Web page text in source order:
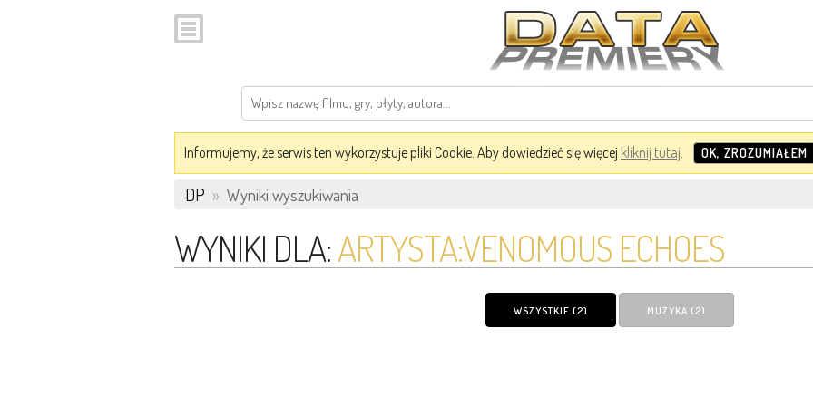
Informujemy, że serwis ten wykorzystuje pliki Cookie. Aby dowiedzieć się więcej kliknij tutaj. OK, ZROZUMIAŁEM
DP » Wyniki wyszukiwania
WYNIKI DLA:ARTYSTA:VENOMOUS ECHOES
WSZYSTKIE (2) MUZYKA (2)